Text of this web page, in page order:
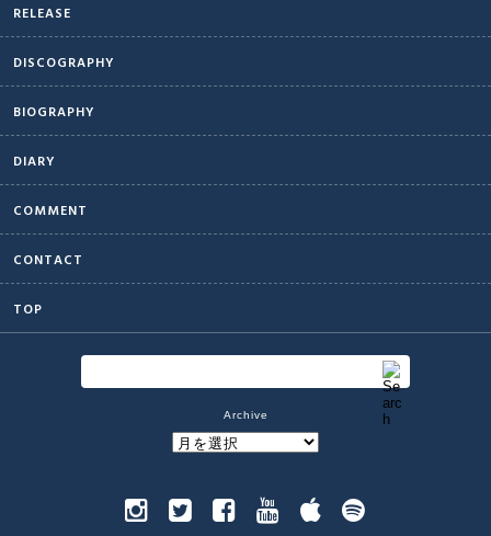
RELEASE
DISCOGRAPHY
BIOGRAPHY
DIARY
COMMENT
CONTACT
TOP
Archive